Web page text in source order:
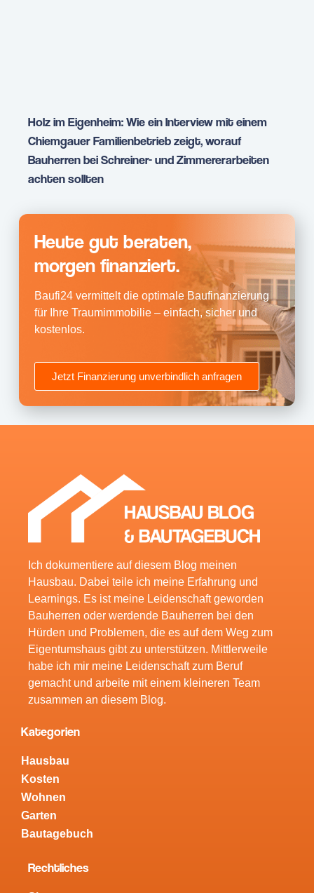
Holz im Eigenheim: Wie ein Interview mit einem
Chiemgauer Familienbetrieb zeigt, worauf
Bauherren bei Schreiner- und Zimmererarbeiten
achten sollten
Heute gut beraten,
morgen finanziert.
Baufi24 vermittelt die optimale Baufinanzierung
für Ihre Traumimmobilie – einfach, sicher und
kostenlos.
Jetzt Finanzierung unverbindlich anfragen
Ich dokumentiere auf diesem Blog meinen
Hausbau. Dabei teile ich meine Erfahrung und
Learnings. Es ist meine Leidenschaft geworden
Bauherren oder werdende Bauherren bei den
Hürden und Problemen, die es auf dem Weg zum
Eigentumshaus gibt zu unterstützen. Mittlerweile
habe ich mir meine Leidenschaft zum Beruf
gemacht und arbeite mit einem kleineren Team
zusammen an diesem Blog.
Kategorien
Hausbau
Kosten
Wohnen
Garten
Bautagebuch
Rechtliches